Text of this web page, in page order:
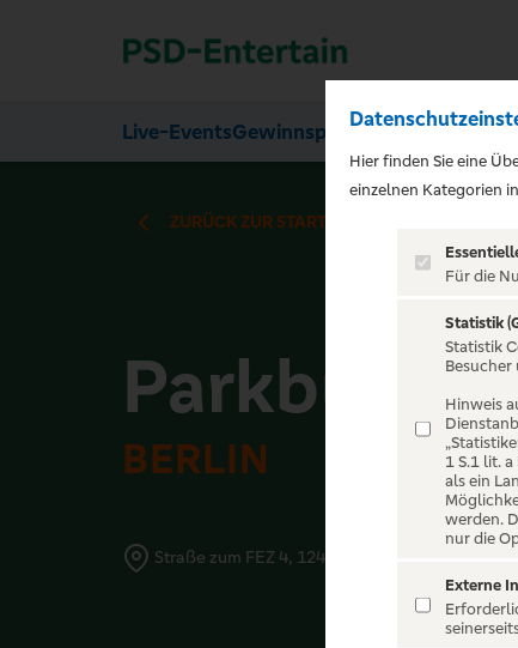
Live-EventsGewinnspieleÜber uns
ZURÜCK ZUR STARTSEITE
Parkbühne
BERLIN
Straße zum FEZ 4, 12459 Berlin
Hier finden Sie eine
einzelnen Kategorien
Für die
Statistik
Statistik
Besucher
Hinweis
1 S.1 lit.
als ein
werden.
nur die
Externe